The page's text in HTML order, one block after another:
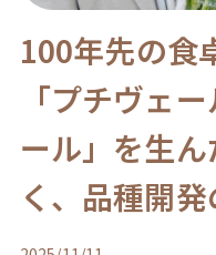
100年先の食
「プチヴェ
ール」を生
く、品種開